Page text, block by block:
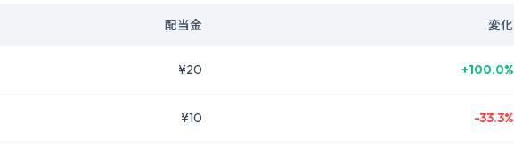
配当金 変化
¥20 +100.0%
¥10 -33.3%